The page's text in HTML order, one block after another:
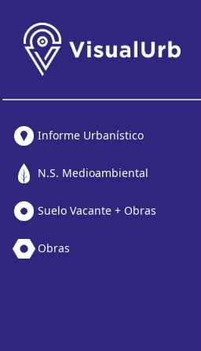
Informe Urbanístico
N.S. Medioambiental
Suelo Vacante + Obras
Obras